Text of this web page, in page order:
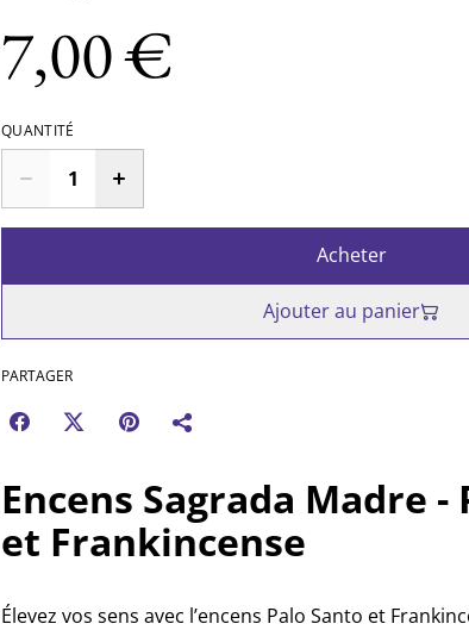
7,00 €
QUANTITÉ
Acheter
Ajouter au panier
PARTAGER
Encens Sagrada Madre -
et Frankincense
Élevez vos sens avec l’encens Palo Santo et